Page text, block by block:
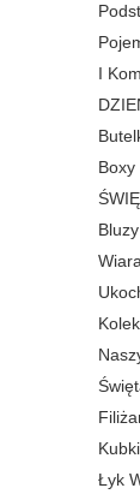
I
Bluzy
Łyk